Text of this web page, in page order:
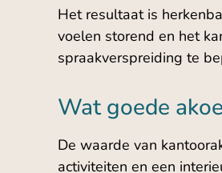
Het resultaat is
voelen storend en het
spraakverspreiding te
Wat goede
De waarde van
activiteiten en een